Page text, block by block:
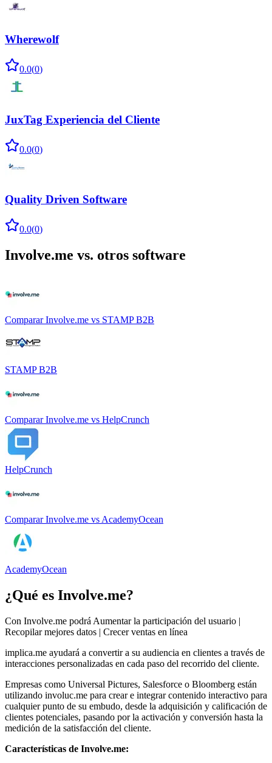
Wherewolf
0.0(0)
JuxTag Experiencia del Cliente
0.0(0)
Quality Driven Software
0.0(0)
Involve.me vs. otros software
Comparar Involve.me vs STAMP B2B
STAMP B2B
Comparar Involve.me vs HelpCrunch
HelpCrunch
Comparar Involve.me vs AcademyOcean
AcademyOcean
¿Qué es Involve.me?
Con Involve.me podrá Aumentar la participación del usuario |
Recopilar mejores datos | Crecer ventas en línea
implica.me ayudará a convertir a su audiencia en clientes a través de
interacciones personalizadas en cada paso del recorrido del cliente.
Empresas como Universal Pictures, Salesforce o Bloomberg están
utilizando involuc.me para crear e integrar contenido interactivo para
cualquier punto de su embudo, desde la adquisición y calificación de
clientes potenciales, pasando por la activación y conversión hasta la
medición de la satisfacción del cliente.
Características de Involve.me: